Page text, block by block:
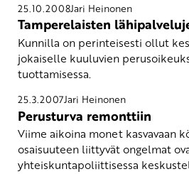
25.10.2008Jari Heinonen
Tamperelaisten
Kunnilla on perinteisesti ollut
jokaiselle kuuluvien
tuottamisessa.
25.3.2007Jari Heinonen
Perusturva remonttiin
Viime aikoina monet kasvavaan
osaisuuteen liittyvät ongelmat
yhteiskuntapoliittisessa